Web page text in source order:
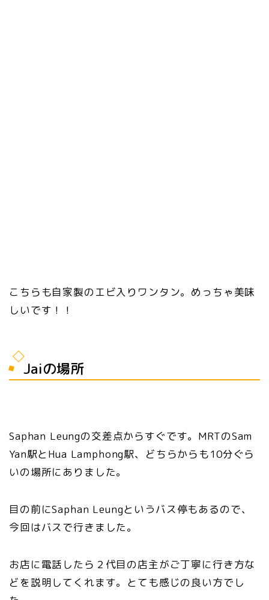
こちらも自家製のエビ入りワンタン。めっちゃ美味
しいです！！
Jaiの場所
Saphan Leungの交差点からすぐです。MRTのSam
Yan駅とHua Lamphong駅、どちらからも10分ぐら
いの場所にありました。
目の前にSaphan Leungというバス停もあるので、
今回はバスで行きました。
お店に電話したら２代目の店主がご丁寧に行き方な
どを説明してくれます。とても感じの良い方でし